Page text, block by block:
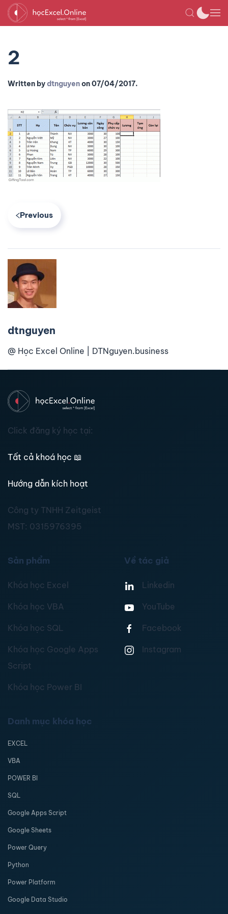
2
Written bydtnguyenon07/04/2017.
Previous
dtnguyen
@ Học Excel Online | DTNguyen.business
Click đăng ký học tại:
Tất cả khoá học 📖
Hướng dẫn kích hoạt
Công ty TNHH Zeitgeist
MST: 0315976395
Sản phẩm
Khóa học Excel
Khóa học VBA
Khóa học SQL
Khóa học Google Apps
Script
Khóa học Power BI
Về tác giả
Linkedin
YouTube
Facebook
Instagram
Danh mục khóa học
EXCEL
VBA
POWER BI
SQL
Google Apps Script
Google Sheets
Power Query
Python
Power Platform
Google Data Studio